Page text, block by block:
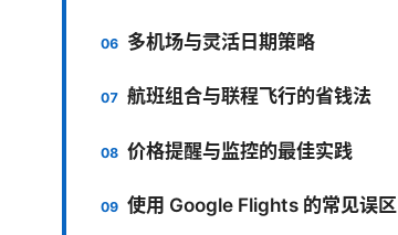
多机场与灵活日期策略
航班组合与联程飞行的省钱法
价格提醒与监控的最佳实践
使用 Google Flights 的常见误区